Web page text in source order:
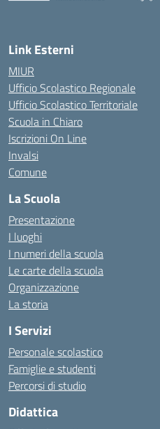
Link Esterni
MIUR
Ufficio Scolastico Regionale
Ufficio Scolastico Territoriale
Scuola in Chiaro
Iscrizioni On Line
Invalsi
Comune
La Scuola
Presentazione
I luoghi
I numeri della scuola
Le carte della scuola
Organizzazione
La storia
I Servizi
Personale scolastico
Famiglie e studenti
Percorsi di studio
Didattica